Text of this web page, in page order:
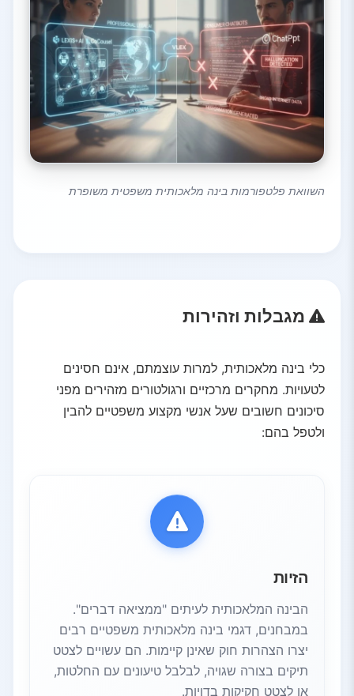
השוואת פלטפורמות בינה מלאכותית משפטית משופרת
מגבלות וזהירות
כלי בינה מלאכותית, למרות עוצמתם, אינם חסינים
לטעויות. מחקרים מרכזיים ורגולטורים מזהירים מפני
סיכונים חשובים שעל אנשי מקצוע משפטיים להבין
ולטפל בהם:
הזיות
הבינה המלאכותית לעיתים "ממציאה דברים".
במבחנים, דגמי בינה מלאכותית משפטיים רבים
יצרו הצהרות חוק שאינן קיימות. הם עשויים לצטט
תיקים בצורה שגויה, לבלבל טיעונים עם החלטות,
או לצטט חקיקות בדויות.